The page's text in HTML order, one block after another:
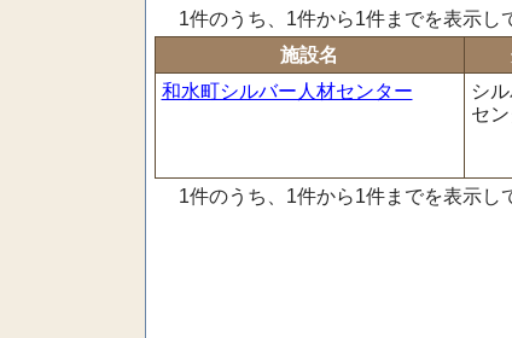
1件のうち、1件から1件までを表示し
施設名
和水町シルバー人材センター
シ
セ
1件のうち、1件から1件までを表示し